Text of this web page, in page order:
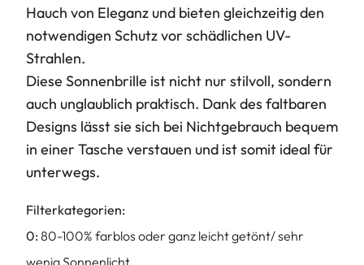
Hauch von Eleganz und bieten gleichzeitig den
notwendigen Schutz vor schädlichen UV-
Strahlen.
Diese Sonnenbrille ist nicht nur stilvoll, sondern
auch unglaublich praktisch. Dank des faltbaren
Designs lässt sie sich bei Nichtgebrauch bequem
in einer Tasche verstauen und ist somit ideal für
unterwegs.
Filterkategorien:
0: 80-100% farblos oder ganz leicht getönt/ sehr
wenig Sonnenlicht